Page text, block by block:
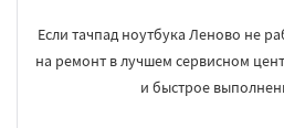
Если тачпад ноутбука Леново не
на ремонт в лучшем сервисном
и быстрое